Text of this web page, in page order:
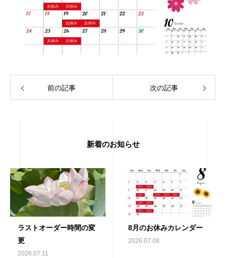
前の記事 次の記事
新着のお知らせ
ラストオーダー時間の変
更
2026.07.11
8月のお休みカレンダー
2026.07.08